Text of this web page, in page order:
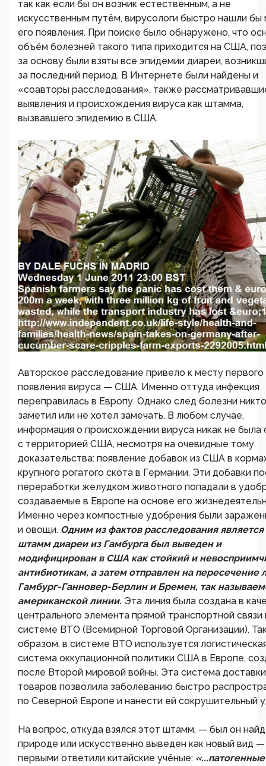
так как если бы он возник естественным, а не
искусственным путём, вирусологи быстро нашли бы
его появления. При поиске было обнаружено, что
объём болезней такого типа приходится на США,
за основу были взяты все эпидемии диареи,
за последний период. В Интернете были найдены и
«соавторы расследования», также
выявления и происхождения вируса как штамма,
вызвавшего эпидемию в США.
Авторское расследование привело к месту первого
появления вируса — США. Именно оттуда инфекция
переправилась в Европу. Однако след болезни
заметил или не хотел замечать. В любом случае,
информация о происхождении вируса никак не была
с территорией США, несмотря на очевидные тому
доказательства: появление добавок из США в
крупного рогатого скота в Германии. Эти добавки
переработки желудком животного попадали в
создаваемые в Европе на основе его
Именно через компостные удобрения были
и овощи. Одним из фактов расследования является
штамм диареи из Гамбурга был выведен и
модифицирован в США как стойкий и
антибиотикам, а затем отправлен на пересечение
Гамбург-Ганновер-Берлин и Бремен, так
американской линии. Эта линия была создана в
центрального элемента прямой транспортной связи
системе ВТО (Всемирной Торговой Организации).
образом, в системе ВТО используется
система оккупационной политики США в Европе,
после Второй мировой войны. Эта система доставки
товаров позволила заболеванию быстро
по Северной Европе и нанести ей сокрушительный
На вопрос, откуда взялся этот штамм, — был он
природе или искусственно выведен как новый вид —
первыми ответили китайские учёные: «...патогенные